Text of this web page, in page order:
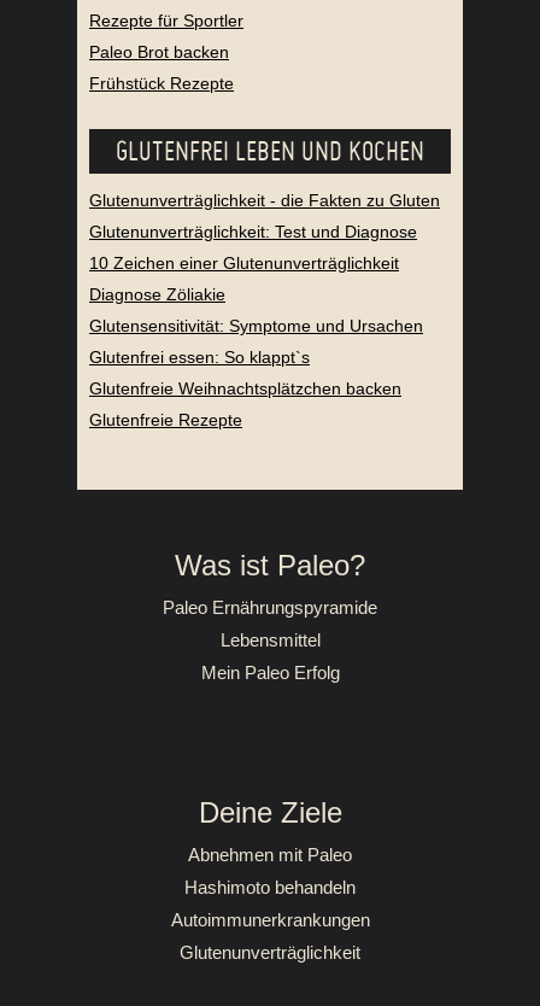
Rezepte für Sportler
Paleo Brot backen
Frühstück Rezepte
GLUTENFREI LEBEN UND KOCHEN
Glutenunverträglichkeit - die Fakten zu Gluten
Glutenunverträglichkeit: Test und Diagnose
10 Zeichen einer Glutenunverträglichkeit
Diagnose Zöliakie
Glutensensitivität: Symptome und Ursachen
Glutenfrei essen: So klappt`s
Glutenfreie Weihnachtsplätzchen backen
Glutenfreie Rezepte
Was ist Paleo?
Paleo Ernährungspyramide
Lebensmittel
Mein Paleo Erfolg
Deine Ziele
Abnehmen mit Paleo
Hashimoto behandeln
Autoimmunerkrankungen
Glutenunverträglichkeit